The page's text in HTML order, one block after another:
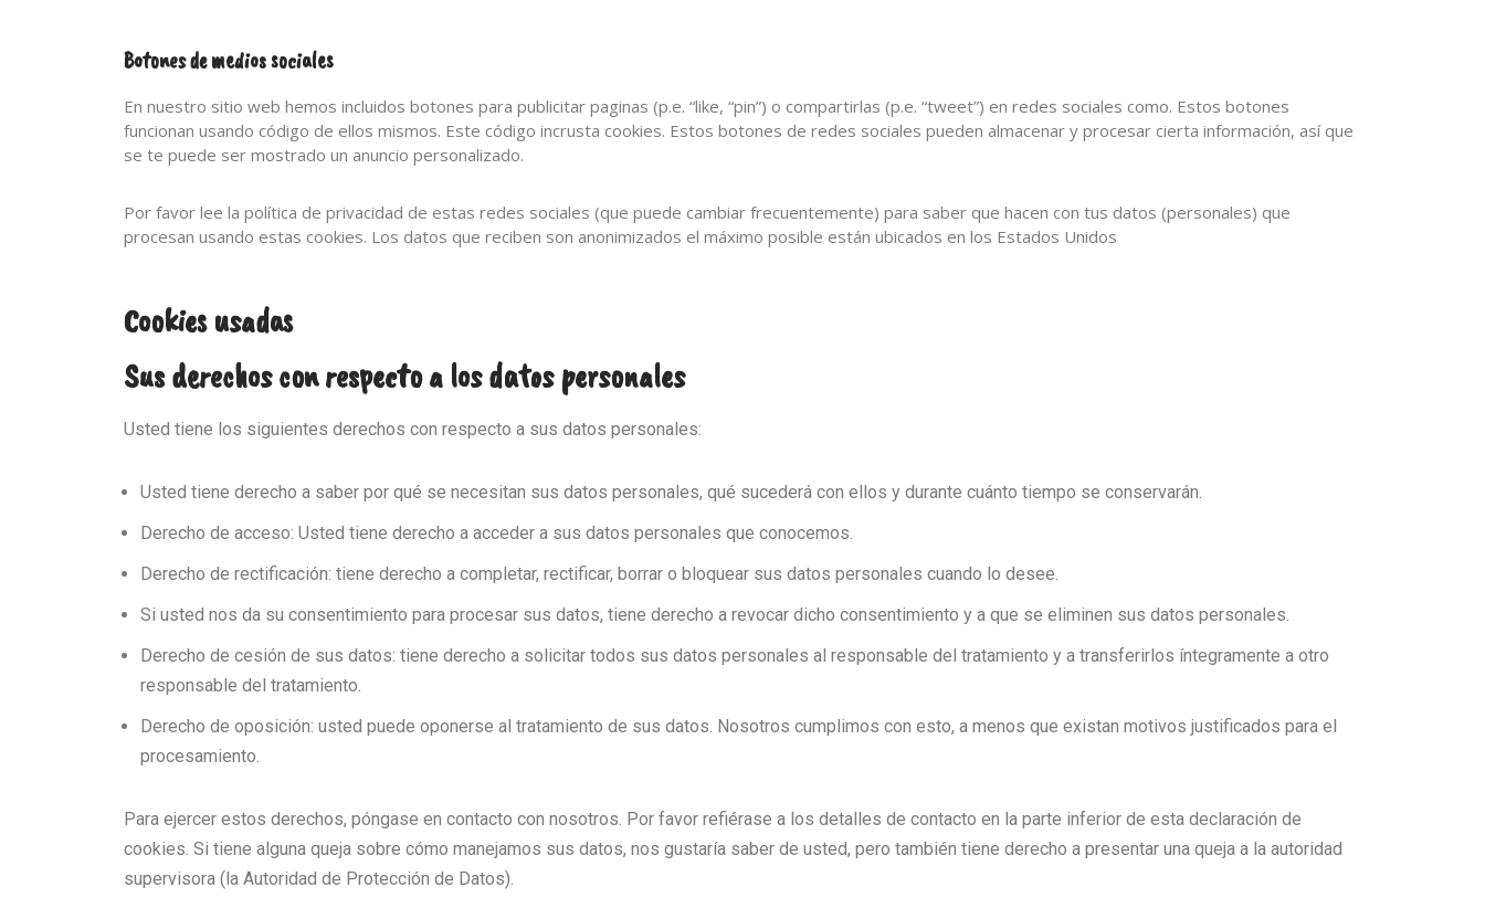
Botones de medios sociales
En nuestro sitio web hemos incluidos botones para publicitar paginas (p.e. “like, “pin”) o compartirlas (p.e. “tweet”) en redes sociales como. Estos botones
funcionan usando código de ellos mismos. Este código incrusta cookies. Estos botones de redes sociales pueden almacenar y procesar cierta información, así que
se te puede ser mostrado un anuncio personalizado.
Por favor lee la política de privacidad de estas redes sociales (que puede cambiar frecuentemente) para saber que hacen con tus datos (personales) que
procesan usando estas cookies. Los datos que reciben son anonimizados el máximo posible están ubicados en los Estados Unidos
Cookies usadas
Sus derechos con respecto a los datos personales
Usted tiene los siguientes derechos con respecto a sus datos personales:
Usted tiene derecho a saber por qué se necesitan sus datos personales, qué sucederá con ellos y durante cuánto tiempo se conservarán.
Derecho de acceso: Usted tiene derecho a acceder a sus datos personales que conocemos.
Derecho de rectificación: tiene derecho a completar, rectificar, borrar o bloquear sus datos personales cuando lo desee.
Si usted nos da su consentimiento para procesar sus datos, tiene derecho a revocar dicho consentimiento y a que se eliminen sus datos personales.
Derecho de cesión de sus datos: tiene derecho a solicitar todos sus datos personales al responsable del tratamiento y a transferirlos íntegramente a otro
responsable del tratamiento.
Derecho de oposición: usted puede oponerse al tratamiento de sus datos. Nosotros cumplimos con esto, a menos que existan motivos justificados para el
procesamiento.
Para ejercer estos derechos, póngase en contacto con nosotros. Por favor refiérase a los detalles de contacto en la parte inferior de esta declaración de
cookies. Si tiene alguna queja sobre cómo manejamos sus datos, nos gustaría saber de usted, pero también tiene derecho a presentar una queja a la autoridad
supervisora (la Autoridad de Protección de Datos).